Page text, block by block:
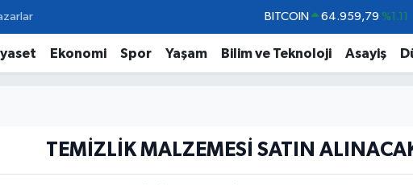
BITCOIN 64.959,79 %1.11
DOLAR 47,7436 %0.18
EURO 55,2510 %0.32
Ekonomi Spor Yaşam Bilim ve Teknoloji Asayiş
TEMİZLİK MALZEMESİ SATIN